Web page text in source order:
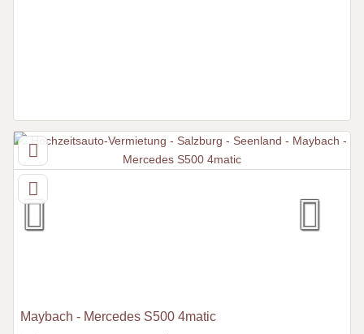
Maybach - Mercedes S500 4matic